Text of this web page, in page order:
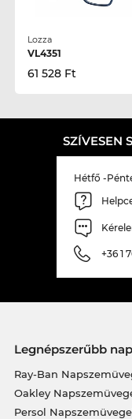
Lozza
VL4351
61 528 Ft
SZÍVESEN
Hétfő -
+36 1
Legnépszerűbb
Ray-Ban
Oakley
Persol